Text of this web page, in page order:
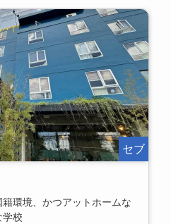
セブ
環境、かつアットホームな
学校